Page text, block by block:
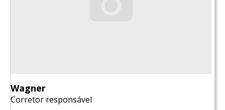
Wagner
Corretor responsável